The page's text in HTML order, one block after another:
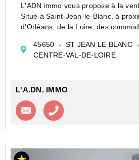
L'ADN immo vous propose à la
Situé à Saint-Jean-le-Blanc, à
d'Orléans, de la Loire, des
particulièrement stratégique.
Au sein...
45650 ST JEAN LE BLANC
CENTRE-VAL-DE-LOIRE
L'A.DN. IMMO
Contacter l'agence